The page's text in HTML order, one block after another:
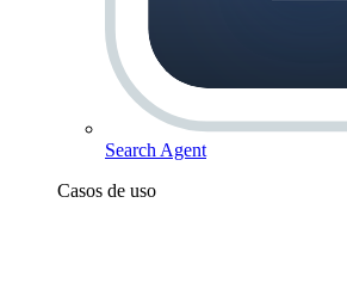
Search Agent
Casos de uso